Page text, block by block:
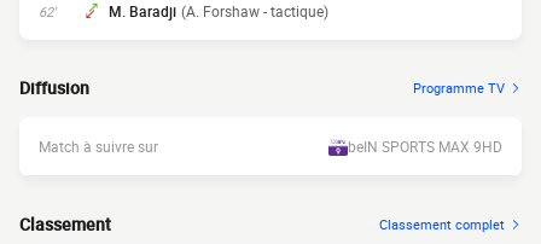
62' M. Baradji (A. Forshaw - tactique)
Diffusion Programme TV
Match à suivre sur beIN SPORTS MAX 9HD
Classement Classement complet